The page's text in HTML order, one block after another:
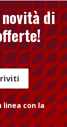
di
con la